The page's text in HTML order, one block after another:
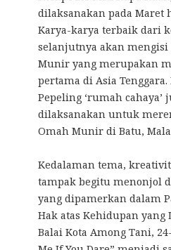
dilaksanakan pada Maret
Karya-karya terbaik dari
selanjutnya akan mengisi
Munir yang merupakan
pertama di Asia
Pepeling ‘rumah cahaya’
dilaksanakan untuk
Omah Munir di Batu,
Kedalaman tema,
tampak begitu menonjol
yang dipamerkan dalam
Hak atas Kehidupan yang
Balai Kota Among Tani,